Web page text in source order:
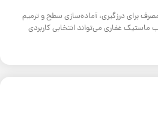
برای درزگیری، آماده‌سازی سطح و ترمیم
غفاری می‌تواند انتخابی کاربردی